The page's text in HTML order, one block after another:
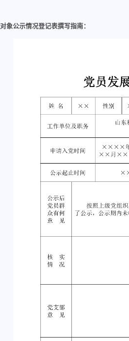
象公示情况登记表撰写指南：